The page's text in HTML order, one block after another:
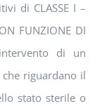
di CLASSE I –
FUNZIONE DI
di un
riguardano il
stato sterile o